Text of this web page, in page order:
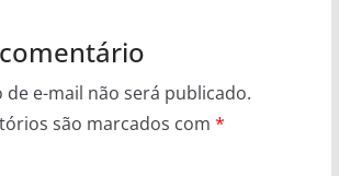
de e-mail não será publicado.
são marcados com *